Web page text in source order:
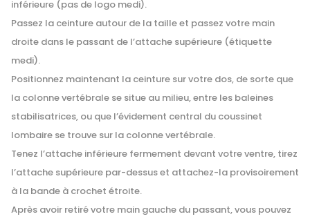
inférieure (pas de logo medi).
Passez la ceinture autour de la taille et passez votre main
droite dans le passant de l’attache supérieure (étiquette
medi).
Positionnez maintenant la ceinture sur votre dos, de sorte que
la colonne vertébrale se situe au milieu, entre les baleines
stabilisatrices, ou que l’évidement central du coussinet
lombaire se trouve sur la colonne vertébrale.
Tenez l’attache inférieure fermement devant votre ventre, tirez
l’attache supérieure par-dessus et attachez-la provisoirement
à la bande à crochet étroite.
Après avoir retiré votre main gauche du passant, vous pouvez